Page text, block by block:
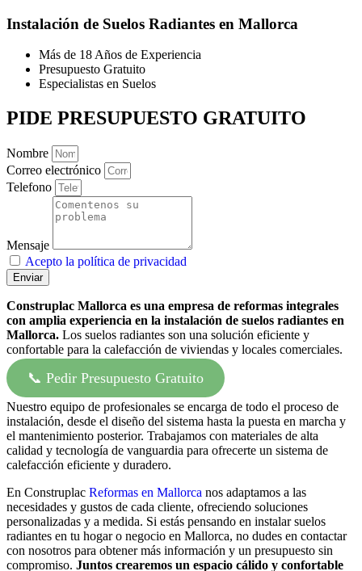
Instalación de Suelos Radiantes en Mallorca
Más de 18 Años de Experiencia
Presupuesto Gratuito
Especialistas en Suelos
PIDE PRESUPUESTO GRATUITO
Nombre
Correo electrónico
Telefono
Mensaje
Acepto la política de privacidad
Enviar
Construplac Mallorca es una empresa de reformas integrales
con amplia experiencia en la instalación de suelos radiantes en
Mallorca. Los suelos radiantes son una solución eficiente y
confortable para la calefacción de viviendas y locales comerciales.
📞 Pedir Presupuesto Gratuito
Nuestro equipo de profesionales se encarga de todo el proceso de
instalación, desde el diseño del sistema hasta la puesta en marcha y
el mantenimiento posterior. Trabajamos con materiales de alta
calidad y tecnología de vanguardia para ofrecerte un sistema de
calefacción eficiente y duradero.
En Construplac Reformas en Mallorca nos adaptamos a las
necesidades y gustos de cada cliente, ofreciendo soluciones
personalizadas y a medida. Si estás pensando en instalar suelos
radiantes en tu hogar o negocio en Mallorca, no dudes en contactar
con nosotros para obtener más información y un presupuesto sin
compromiso. Juntos crearemos un espacio cálido y confortable